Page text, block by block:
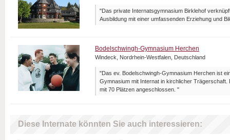
"Das private Internatsgymnasium Birklehof
Ausbildung mit einer umfassenden Erziehung und
Bodelschwingh-Gymnasium Herchen
Windeck, Nordrhein-Westfalen, Deutschland
"Das ev. Bodelschwingh-Gymnasium Herchen ist
Gymnasium mit Internat in kirchlicher Trägerschaft.
mit 70 Plätzen angeschlossen. "
Diese Internate könnten Sie auch interessieren: